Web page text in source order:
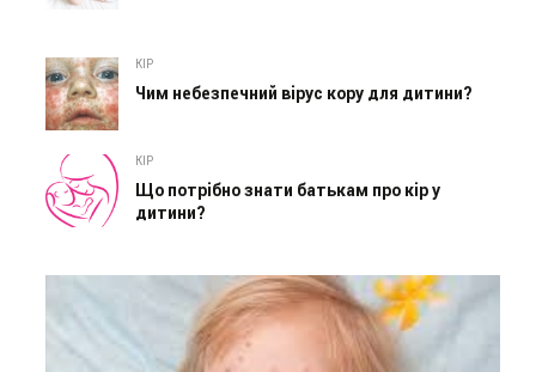
КІР
Чим небезпечний вірус кору для дитини?
КІР
Що потрібно знати батькам про кір у
дитини?